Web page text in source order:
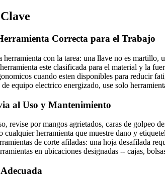
Correcta para el Trabajo
con la tarea: una llave no es martillo,
este clasificada para el material y la
cuando esten disponibles para reducir
equipo electrico energizado, use solo
al Uso y Mantenimiento
revise por mangos agrietados, caras de golpeo
cualquier herramienta que muestre dano y
de corte afiladas: una hoja desafilada
en ubicaciones designadas -- cajas,